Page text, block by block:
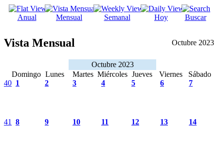
Anual Mensual Semanal Hoy Buscar
Vista Mensual Octubre 2023
Octubre 2023
Domingo Lunes Martes Miércoles Jueves Viernes
Sábado
40 1 2 3 4 5 6 7
41 8 9 10 11 12 13 14